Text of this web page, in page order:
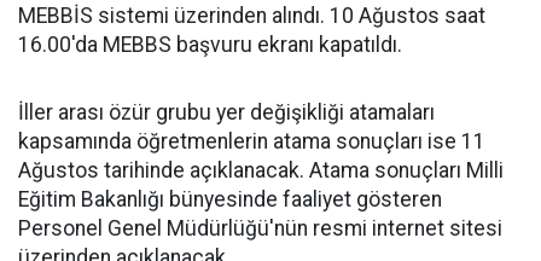
MEBBİS sistemi üzerinden alındı. 10 Ağustos saat
16.00'da MEBBS başvuru ekranı kapatıldı.
İller arası özür grubu yer değişikliği atamaları
kapsamında öğretmenlerin atama sonuçları ise 11
Ağustos tarihinde açıklanacak. Atama sonuçları Milli
Eğitim Bakanlığı bünyesinde faaliyet gösteren
Personel Genel Müdürlüğü'nün resmi internet sitesi